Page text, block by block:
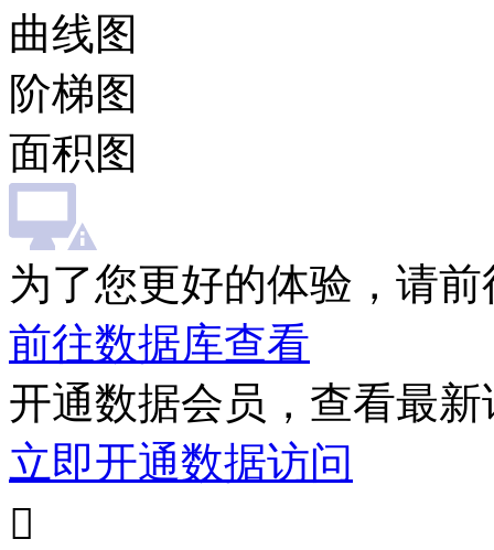
曲线图
阶梯图
面积图
为了您更好的体验，请
前往数据库查看
开通数据会员，查看最
立即开通数据访问
